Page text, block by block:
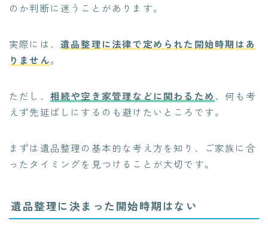
のか判断に迷うことがあります。
実際には、 遺品整理に法律で定められた開始時期はあ
りません。
ただし、 相続や空き家管理などに関わるため、何も考
えず先延ばしにするのも避けたいところです。
まずは遺品整理の基本的な考え方を知り、ご家族に合
ったタイミングを見つけることが大切です。
遺品整理に決まった開始時期はない